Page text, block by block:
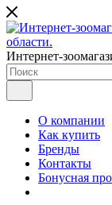
Интернет-
О компании
Как купить
Бренды
Контакты
Бонусная